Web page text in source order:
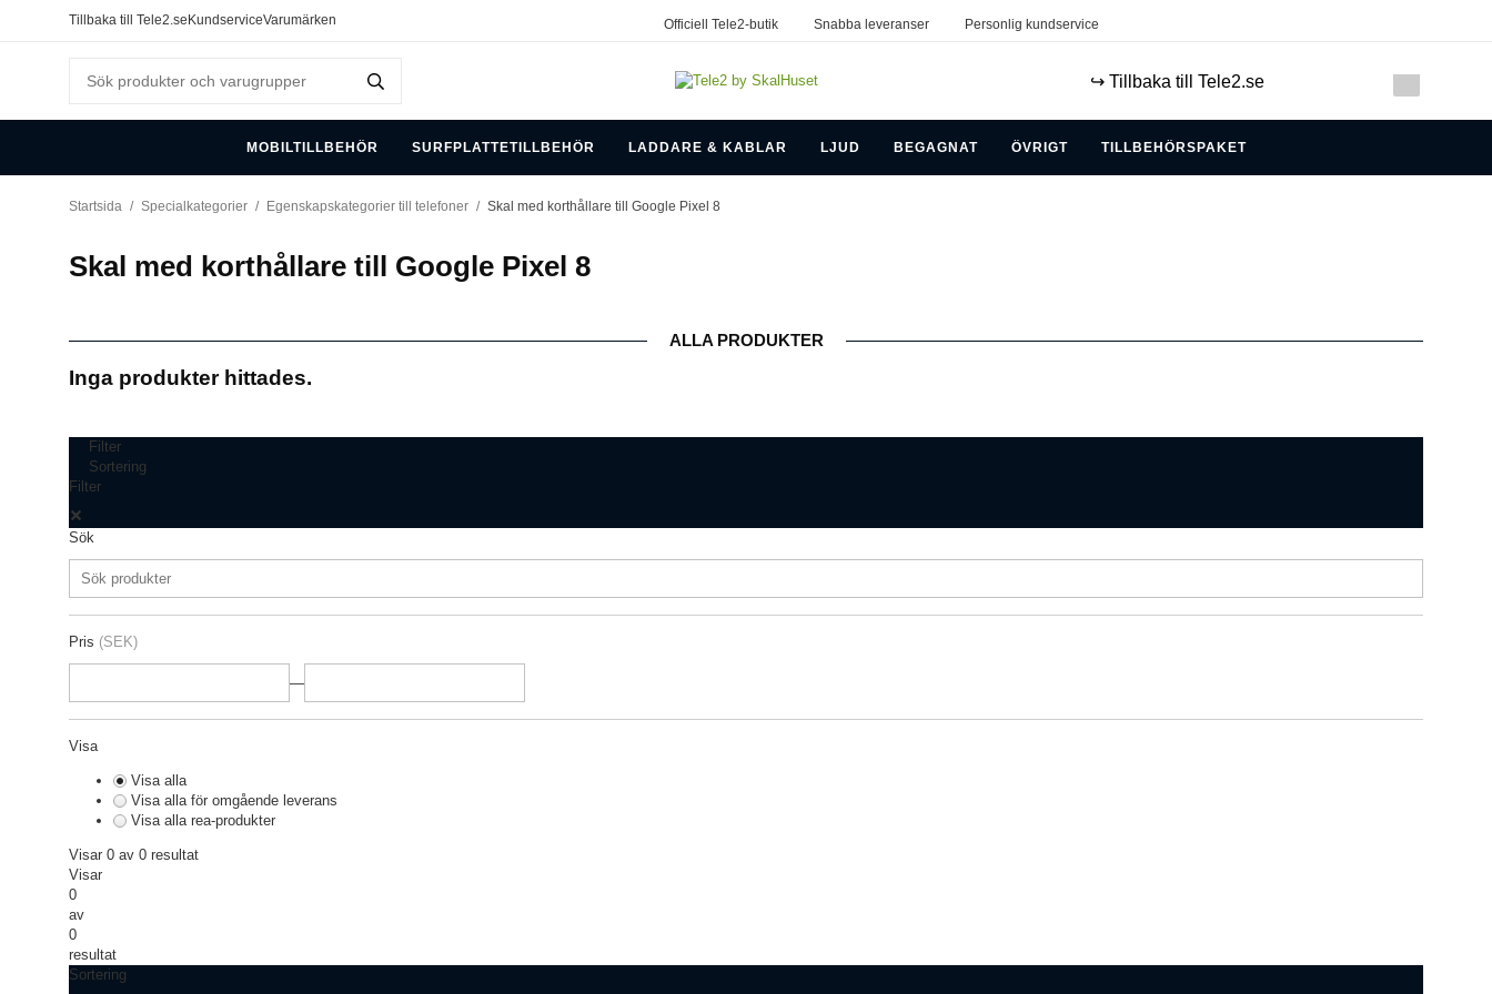
Tillbaka till Tele2.se KundserviceVarumärken Officiell Tele2-butik Snabba leveranser Personlig kundservice
↪️ Tillbaka till Tele2.se
MOBILTILLBEHÖR SURFPLATTETILLBEHÖR LADDARE & KABLAR LJUD BEGAGNAT ÖVRIGT TILLBEHÖRSPAKET
Startsida / Specialkategorier / Egenskapskategorier till telefoner / Skal med korthållare till Google Pixel 8
Skal med korthållare till Google Pixel 8
ALLA PRODUKTER
Inga produkter hittades.
Filter
Sortering
Filter
Sök
Pris (SEK)
—
Visa
Visa alla
Visa alla för omgående leverans
Visa alla rea-produkter
Visar 0 av 0 resultat
Visar
0
av
0
resultat
Sortering